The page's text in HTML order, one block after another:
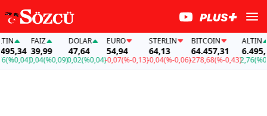
FAİZ
39,99
0,04(%0,09)
DOLAR
47,64
0,02(%0,04)
EURO
54,94
-0,07(%-0,13)
STERLIN
64,13
-0,04(%-0,06)
BITCOIN
64.457,31
-278,68(%-0,43)
ALTIN
6.495,34
2,76(%0,04)